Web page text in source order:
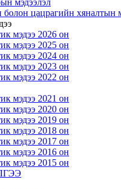
мэдээлэл
цацрагийн хяналтын
мэдээ 2026 он
мэдээ 2025 он
мэдээ 2024 он
мэдээ 2023 он
мэдээ 2022 он
мэдээ 2021 он
мэдээ 2020 он
мэдээ 2019 он
мэдээ 2018 он
мэдээ 2017 он
мэдээ 2016 он
мэдээ 2015 он